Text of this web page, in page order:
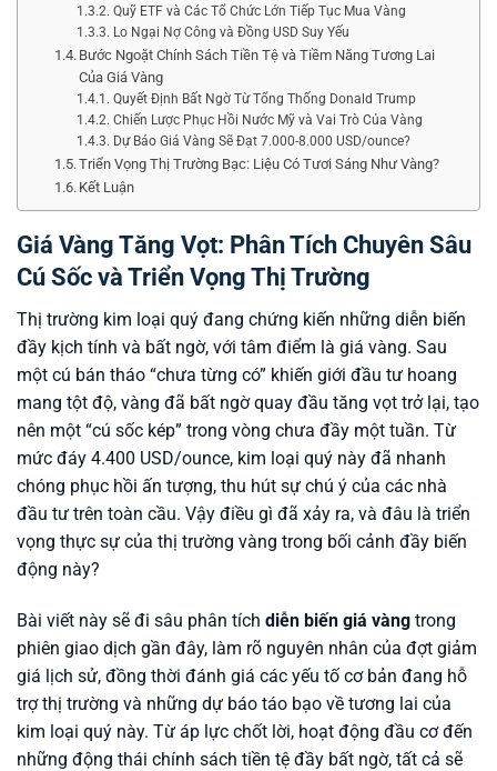
Quỹ ETF và Các Tổ Chức Lớn Tiếp Tục Mua Vàng
Lo Ngại Nợ Công và Đồng USD Suy Yếu
Bước Ngoặt Chính Sách Tiền Tệ và Tiềm Năng Tương Lai
Của Giá Vàng
Quyết Định Bất Ngờ Từ Tổng Thống Donald Trump
Chiến Lược Phục Hồi Nước Mỹ và Vai Trò Của Vàng
Dự Báo Giá Vàng Sẽ Đạt 7.000-8.000 USD/ounce?
Triển Vọng Thị Trường Bạc: Liệu Có Tươi Sáng Như Vàng?
Kết Luận
Giá Vàng Tăng Vọt: Phân Tích Chuyên Sâu
Cú Sốc và Triển Vọng Thị Trường
Thị trường kim loại quý đang chứng kiến những diễn biến
đầy kịch tính và bất ngờ, với tâm điểm là giá vàng. Sau
một cú bán tháo “chưa từng có” khiến giới đầu tư hoang
mang tột độ, vàng đã bất ngờ quay đầu tăng vọt trở lại, tạo
nên một “cú sốc kép” trong vòng chưa đầy một tuần. Từ
mức đáy 4.400 USD/ounce, kim loại quý này đã nhanh
chóng phục hồi ấn tượng, thu hút sự chú ý của các nhà
đầu tư trên toàn cầu. Vậy điều gì đã xảy ra, và đâu là triển
vọng thực sự của thị trường vàng trong bối cảnh đầy biến
động này?
Bài viết này sẽ đi sâu phân tích diễn biến giá vàng trong
phiên giao dịch gần đây, làm rõ nguyên nhân của đợt giảm
giá lịch sử, đồng thời đánh giá các yếu tố cơ bản đang hỗ
trợ thị trường và những dự báo táo bạo về tương lai của
kim loại quý này. Từ áp lực chốt lời, hoạt động đầu cơ đến
những động thái chính sách tiền tệ đầy bất ngờ, tất cả sẽ